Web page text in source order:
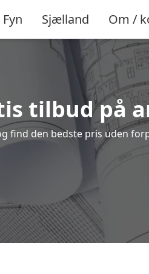
Fyn Sjælland Om /
tilbud på
find den bedste pris uden